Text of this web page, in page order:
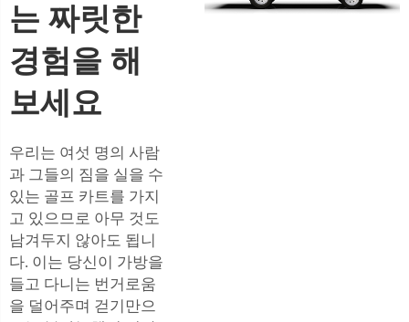
는 짜릿한
경험을 해
보세요
우리는 여섯 명의 사람
과 그들의 짐을 실을 수
있는 골프 카트를 가지
고 있으므로 아무 것도
남겨두지 않아도 됩니
다. 이는 당신이 가방을
들고 다니는 번거로움
을 덜어주며 걷기만으